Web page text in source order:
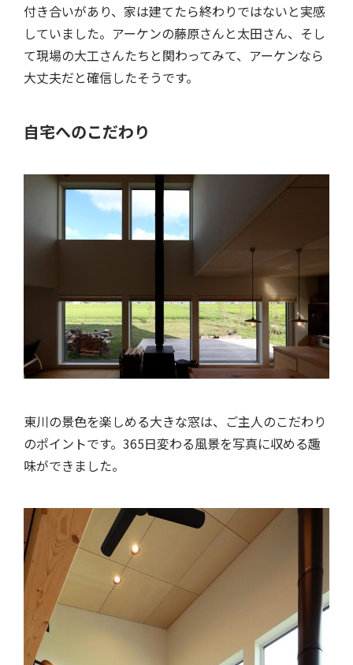
付き合いがあり、家は建てたら終わりではないと実感
していました。アーケンの藤原さんと太田さん、そし
て現場の大工さんたちと関わってみて、アーケンなら
大丈夫だと確信したそうです。
自宅へのこだわり
東川の景色を楽しめる大きな窓は、ご主人のこだわり
のポイントです。365日変わる風景を写真に収める趣
味ができました。